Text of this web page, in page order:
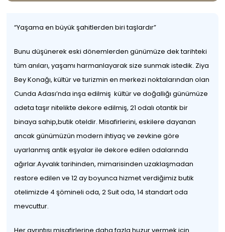
“Yaşama en büyük şahitlerden biri taşlardır”
Bunu düşünerek eski dönemlerden günümüze dek tarihteki
tüm anıları, yaşamı harmanlayarak size sunmak istedik. Ziya
Bey Konağı, kültür ve turizmin en merkezi noktalarından olan
Cunda Adası’nda inşa edilmiş kültür ve doğallığı günümüze
adeta taşır nitelikte dekore edilmiş, 21 odalı otantik bir
binaya sahip,butik oteldir. Misafirlerini, eskilere dayanan
ancak günümüzün modern ihtiyaç ve zevkine göre
uyarlanmış antik eşyalar ile dekore edilen odalarında
ağırlar.Ayvalık tarihinden, mimarisinden uzaklaşmadan
restore edilen ve 12 ay boyunca hizmet verdiğimiz butik
otelimizde 4 şömineli oda, 2 Suit oda, 14 standart oda
mevcuttur.